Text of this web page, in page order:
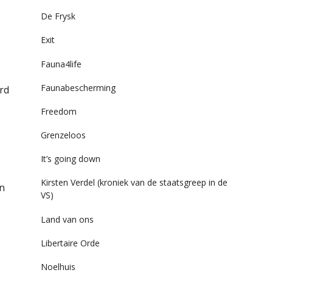
De Frysk
Exit
Fauna4life
Faunabescherming
Freedom
Grenzeloos
It’s going down
Kirsten Verdel (kroniek van de staatsgreep in de
VS)
Land van ons
Libertaire Orde
Noelhuis